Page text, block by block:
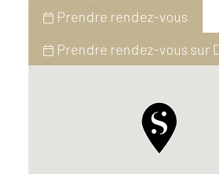
Prendre rendez-vous
Prendre rendez-vous sur